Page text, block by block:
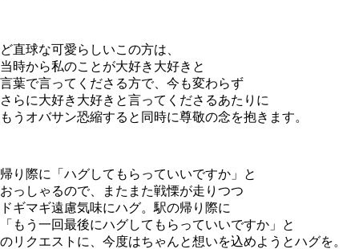
ど直球な可愛らしいこの方は、
当時から私のことが大好き大好きと
言葉で言ってくださる方で、今も変わらず
さらに大好き大好きと言ってくださるあたりに
もうオバサン恐縮すると同時に尊敬の念を抱きます。
帰り際に「ハグしてもらっていいですか」と
おっしゃるので、またまた戦慄が走りつつ
ドギマギ遠慮気味にハグ。駅の帰り際に
「もう一回最後にハグしてもらっていいですか」と
のリクエストに、今度はちゃんと想いを込めようとハグを。